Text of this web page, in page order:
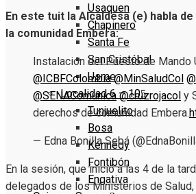
Usaquen
Chapinero
Santa Fe
San Cristóbal
Usme
Localidad 6 – 10
Tunjuelito
Bosa
Kennedy
Fontibón
Engativa
En este tuit la Alcaldesa (e) habla
la comunidad Embera:
Instalación del Puesto de Mando
@ICBFColombia @MinSaludCol
@SENAComunica @cruzrojacol y
derechos de comunidad Embera.
— Edna Bonilla Sebá
En la sesión, que inició a las 4 de la
delegados de los Ministerios de